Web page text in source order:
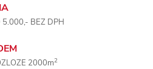
5.000,- BEZ DPH
2000m2